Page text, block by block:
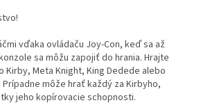
vďaka ovládaču Joy-Con, keď sa až
sa môžu zapojiť do hrania. Hrajte
Kirby, Meta Knight, King Dedede alebo
Prípadne môže hrať každý za Kirbyho,
jeho kopírovacie schopnosti.